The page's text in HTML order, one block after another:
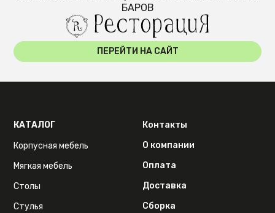
БАРОВ
ПЕРЕЙТИ НА САЙТ
КАТАЛОГ
Корпусная мебель
Мягкая мебель
Столы
Стулья
Контакты
О компании
Оплата
Доставка
Сборка